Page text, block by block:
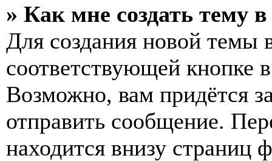
» Как мне создать тему
Для создания новой темы
соответствующей кнопке
Возможно, вам придётся
отправить сообщение.
находится внизу